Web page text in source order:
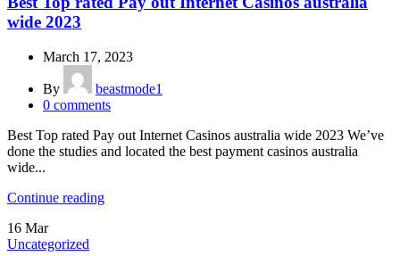
wide 2023
March 17, 2023
By
beastmode1
0 comments
Best Top rated Pay out Internet Casinos australia wide 2023 We’ve
done the studies and located the best payment casinos australia
wide...
Continue reading
16 Mar
Uncategorized